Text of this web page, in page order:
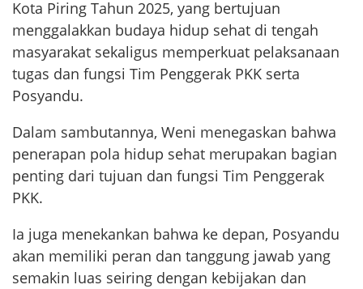
Kota Piring Tahun 2025, yang bertujuan
menggalakkan budaya hidup sehat di tengah
masyarakat sekaligus memperkuat pelaksanaan
tugas dan fungsi Tim Penggerak PKK serta
Posyandu.
Dalam sambutannya, Weni menegaskan bahwa
penerapan pola hidup sehat merupakan bagian
penting dari tujuan dan fungsi Tim Penggerak
PKK.
Ia juga menekankan bahwa ke depan, Posyandu
akan memiliki peran dan tanggung jawab yang
semakin luas seiring dengan kebijakan dan